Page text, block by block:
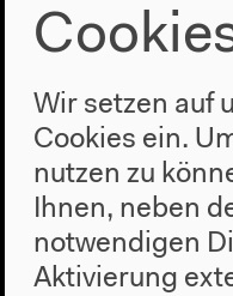
Wir setzen auf
Cookies ein.
nutzen zu
Ihnen, neben
notwendigen
Aktivierung